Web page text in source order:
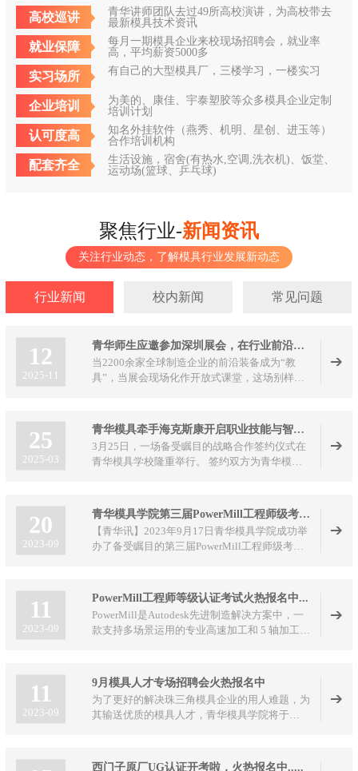
高校巡讲
青华讲师团队去过49所高校演讲，为高校带去
最新模具技术资讯
就业保障
每月一期模具企业来校现场招聘会，就业率
高，平均薪资5000多
实习场所 有自己的大型模具厂，三楼学习，一楼实习
企业培训
为美的、康佳、宇泰塑胶等众多模具企业定制
培训计划
认可度高
知名外挂软件（燕秀、机明、星创、进玉等）
合作培训机构
配套齐全
生活设施，宿舍(有热水,空调,洗衣机)、饭堂、
运动场(篮球、乒乓球)
聚焦行业-新闻资讯
关注行业动态，了解模具行业发展新动态
行业新闻 校内新闻 常见问题
12
2025-11
青华师生应邀参加深圳展会，在行业前沿解锁实战新课堂
当2200余家全球制造企业的前沿装备成为“教
具”，当展会现场化作开放式课堂，这场别样
参展，以“拓展行业视野+现场实战教学”为核
心，让学员在展会一线触摸模具智造前沿，在机
床、刀具、模具装备旁，上了一堂干货满满的实
景专业课。
25
2025-03
青华模具牵手海克斯康开启职业技能与智能制造融合新篇
3月25日，一场备受瞩目的战略合作签约仪式在
青华模具学校隆重举行。 签约双方为青华模具
崭新一页，将对行业人才培养与技术创新产生深
远影响。
20
2023-09
青华模具学院第三届PowerMill工程师级考证圆满结束
【青华讯】2023年9月17日青华模具学院成功举
办了备受瞩目的第三届PowerMill工程师级考证
11
2023-09
PowerMill工程师等级认证考试火热报名中...
PowerMill是Autodesk先进制造解决方案中，一
款支持多场景运用的专业高速加工和 5 轴加工的
工业机器人的运动进行仿真、验证和优化，不断
探索未来制造的应用场景
11
2023-09
9月模具人才专场招聘会火热报名中
为了更好的解决珠三角模具企业的用人难题，为
其输送优质的模具人才，青华模具学院将于
报名参加! 具体事项如下:
西门子原厂UG认证开考啦，火热报名中.....